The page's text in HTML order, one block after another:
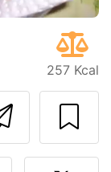
257 Kcal
de